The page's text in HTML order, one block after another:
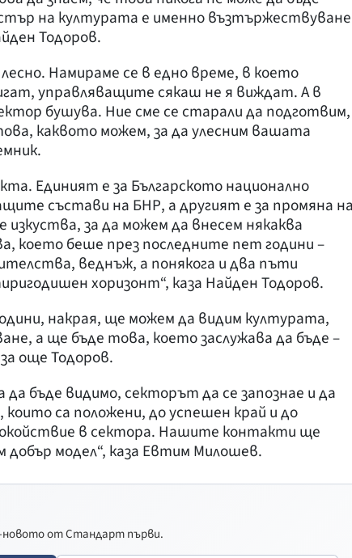
на културата е именно възтържествуване
Тодоров.
Намираме се в едно време, в което
управляващите сякаш не я виждат. А в
бушува. Ние сме се старали да подготвим,
каквото можем, за да улесним вашата
Единият е за Българското национално
състави на БНР, а другият е за промяна
за да можем да внесем някаква
което беше през последните пет години –
веднъж, а понякога и два пъти
хоризонт“, каза Найден Тодоров.
накрая, ще можем да видим културата,
а ще бъде това, което заслужава да бъде –
още Тодоров.
бъде видимо, секторът да се запознае и да
са положени, до успешен край и до
в сектора. Нашите контакти ще
модел“, каза Евтим Милошев.
новото от Стандарт първи.